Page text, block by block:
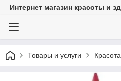
Интернет магазин красоты и
Товары и услуги